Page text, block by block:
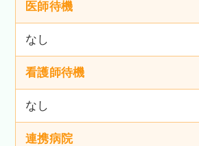
医師待機
なし
看護師待機
なし
連携病院